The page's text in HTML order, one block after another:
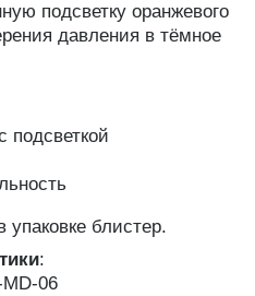
подсветку оранжевого
давления в тёмное
упаковке блистер.
:
06